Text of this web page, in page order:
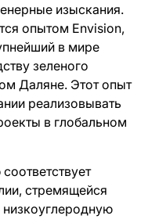
изыскания.
опытом Envision,
в мире
зеленого
Даляне. Этот опыт
реализовывать
в глобальном
стремящейся